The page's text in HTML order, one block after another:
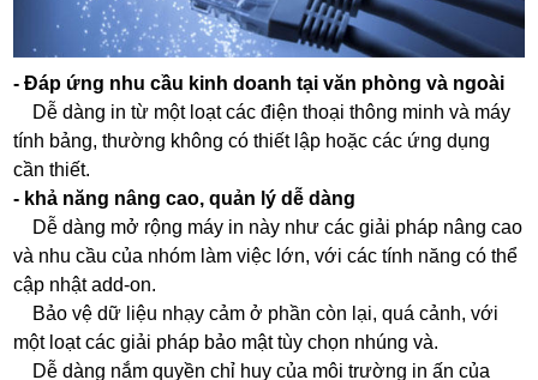
- Đáp ứng nhu cầu kinh doanh tại văn phòng và ngoài
Dễ dàng in từ một loạt các điện thoại thông minh và máy
tính bảng, thường không có thiết lập hoặc các ứng dụng
cần thiết.
- khả năng nâng cao, quản lý dễ dàng
Dễ dàng mở rộng máy in này như các giải pháp nâng cao
và nhu cầu của nhóm làm việc lớn, với các tính năng có thể
cập nhật add-on.
Bảo vệ dữ liệu nhạy cảm ở phần còn lại, quá cảnh, với
một loạt các giải pháp bảo mật tùy chọn nhúng và.
Dễ dàng nắm quyền chỉ huy của môi trường in ấn của